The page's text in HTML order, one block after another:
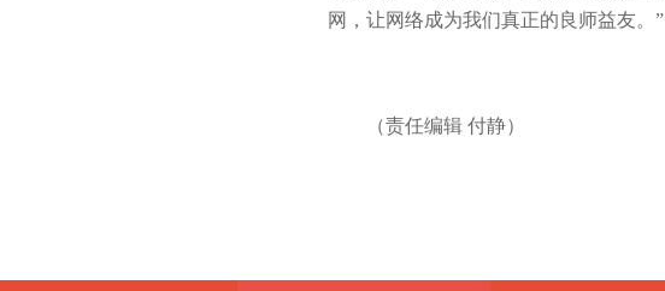
网，让网络成为我们真正的良师益友。”
（责任编辑 付静）